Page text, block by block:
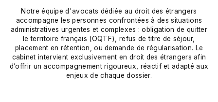
Notre équipe d'avocats dédiée au droit des étrangers
accompagne les personnes confrontées à des situations
administratives urgentes et complexes : obligation de quitter
le territoire français (OQTF), refus de titre de séjour,
placement en rétention, ou demande de régularisation. Le
cabinet intervient exclusivement en droit des étrangers afin
d’offrir un accompagnement rigoureux, réactif et adapté aux
enjeux de chaque dossier.